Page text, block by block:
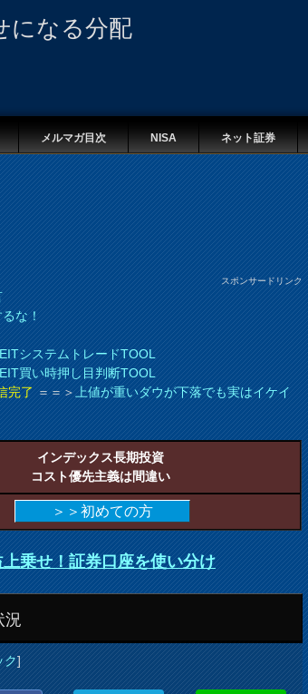
になる分配
メルマガ目次 NISA ネット証券
スポンサードリンク
な！
システムトレードTOOL
買い時押し目判断TOOL
完了＝＝＞上値が重いダウが下落でも実はイケイ
インデックス長期投資
コスト優先主義は間違い
＞＞初めての方
乗せ！証券口座を使い分け
況
ク]